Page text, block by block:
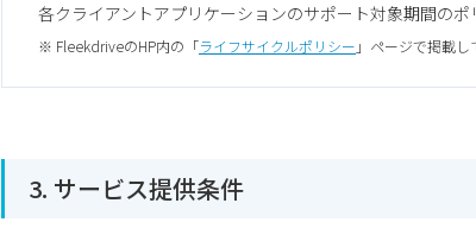
各クライアントアプリケーションのサポート対象期間の
※ FleekdriveのHP内の「ライフサイクルポリシー 」ページで掲載し
3. サービス提供条件